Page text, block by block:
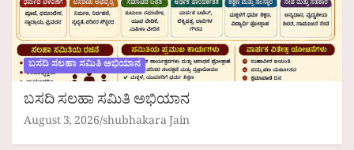
ಬಸದಿ ಸಲಹಾ ಸಮಿತಿ ಅಭಿಯಾನ
ಬಸದಿ ಸಲಹಾ ಸಮಿತಿ ಅಭಿಯಾನ
August 3, 2026 shubhakara Jain